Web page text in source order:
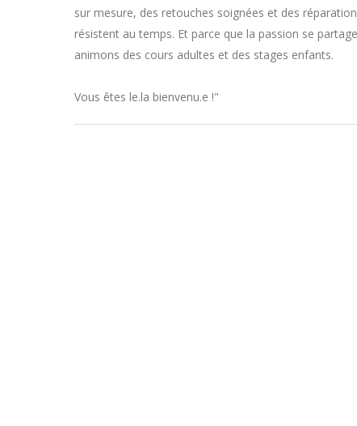
sur mesure, des retouches soignées et des
résistent au temps. Et parce que la passion se
animons des cours adultes et des stages enfants.
Vous êtes le.la bienvenu.e !"